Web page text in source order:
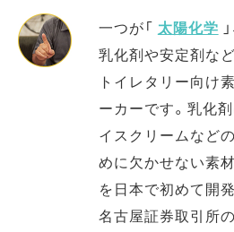
一つが「 太陽化学
乳化剤や安定剤な
トイレタリー向け
ーカーです。乳化
イスクリームなど
めに欠かせない素
を日本で初めて開
名古屋証券取引所